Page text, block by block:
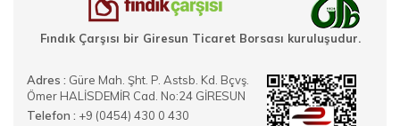
Fındık Çarşısı bir Giresun Ticaret Borsası kuruluşudur.
Adres : Güre Mah. Şht. P. Astsb. Kd. Bçvş.
Ömer HALİSDEMİR Cad. No:24 GİRESUN
Telefon : +9 (0454) 430 0 430